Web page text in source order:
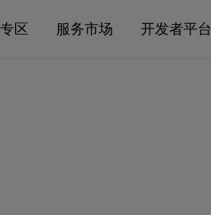
区 服务市场 开发者平台